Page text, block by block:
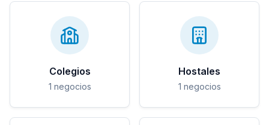
Colegios
1 negocios
Hostales
1 negocios